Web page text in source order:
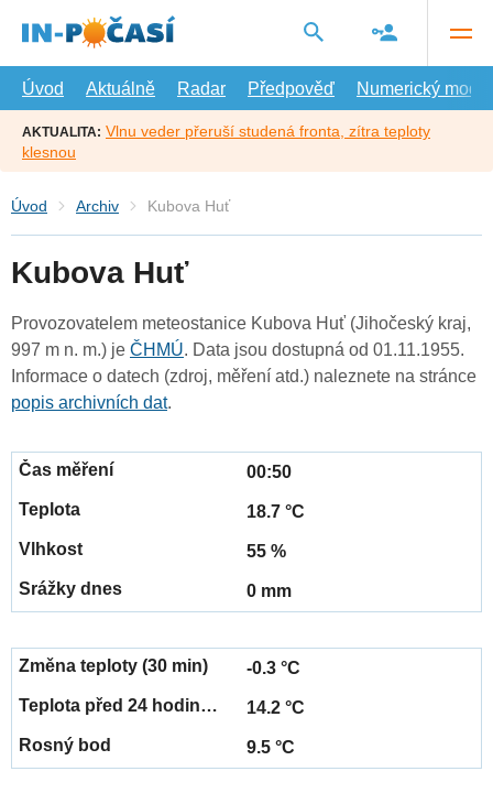
hlavní
Úvod
Aktuálně Radar Předpověď Numerický model
AKTUALITA: Vlnu veder přeruší studená fronta, zítra teploty
klesnou
Úvod Archiv Kubova Huť
Kubova Huť
Provozovatelem meteostanice Kubova Huť (Jihočeský kraj,
997 m n. m.) je ČHMÚ. Data jsou dostupná od 01.11.1955.
Informace o datech (zdroj, měření atd.) naleznete na stránce
popis archivních dat.
00:50
18.7 °C
55 %
0 mm
-0.3 °C
14.2 °C
9.5 °C